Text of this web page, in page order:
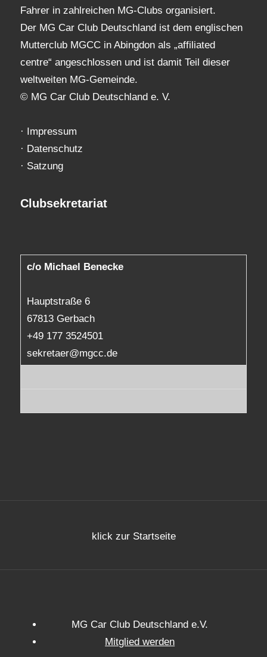
Fahrer in zahlreichen MG-Clubs organisiert.
Der MG Car Club Deutschland ist dem englischen
Mutterclub MGCC in Abingdon als „affiliated
centre“ angeschlossen und ist damit Teil dieser
weltweiten MG-Gemeinde.
© MG Car Club Deutschland e. V.
·
Impressum
· Datenschutz
· Satzung
Clubsekretariat
c/o Michael Benecke
Hauptstraße 6
67813 Gerbach
+49 177 3524501
sekretaer@mgcc.de
klick zur Startseite
MG Car Club Deutschland e.V.
Mitglied werden